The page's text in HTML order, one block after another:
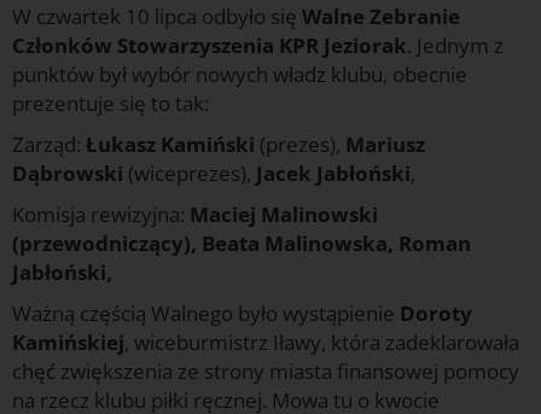
W czwartek 10 lipca odbyło się Walne Zebranie
Członków Stowarzyszenia KPR Jeziorak. Jednym z
punktów był wybór nowych władz klubu, obecnie
prezentuje się to tak:
Zarząd: Łukasz Kamiński (prezes), Mariusz
Dąbrowski (wiceprezes), Jacek Jabłoński,
Komisja rewizyjna: Maciej Malinowski
(przewodniczący), Beata Malinowska, Roman
Jabłoński,
Ważną częścią Walnego było wystąpienie Doroty
Kamińskiej, wiceburmistrz Iławy, która zadeklarowała
chęć zwiększenia ze strony miasta finansowej pomocy
na rzecz klubu piłki ręcznej. Mowa tu o kwocie